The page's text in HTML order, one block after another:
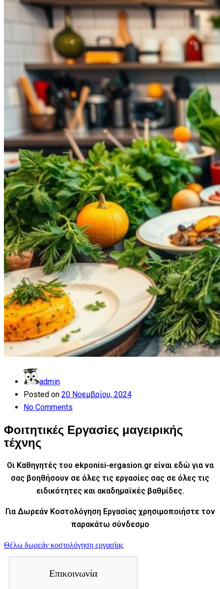
admin
Posted on 20 Νοεμβρίου, 2024
No Comments
Φοιτητικές Εργασίες μαγειρικής
τέχνης
Οι Καθηγητές του ekponisi-ergasion.gr είναι εδώ για να
σας βοηθήσουν σε όλες τις εργασίες σας σε όλες τις
ειδικότητες και ακαδημαϊκές βαθμίδες.
Για Δωρεάν Κοστολόγηση Εργασίας χρησιμοποιήστε τον
παρακάτω σύνδεσμο
Θέλω δωρεάν κοστολόγηση εργασίας
Επικοινωνία